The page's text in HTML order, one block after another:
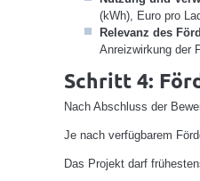
(kWh), Euro pro
Relevanz des
Anreizwirkung der
Schritt 4:
Nach Abschluss der
Je nach verfügbarem
Das Projekt darf